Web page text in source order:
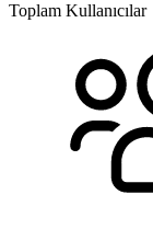
Toplam Kullanıcılar